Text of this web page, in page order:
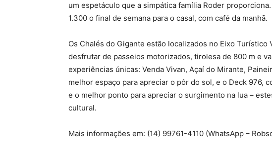
um espetáculo que a simpática família Roder
1.300 o final de semana para o casal, com café da manhã.
Os Chalés do Gigante estão localizados no Eixo Turístico
desfrutar de passeios motorizados, tirolesa de 800 m e
experiências únicas: Venda Vivan, Açaí do Mirante,
melhor espaço para apreciar o pôr do sol, e o Deck 976,
e o melhor ponto para apreciar o surgimento na lua –
cultural.
Mais informações em: (14) 99761-4110 (WhatsApp –